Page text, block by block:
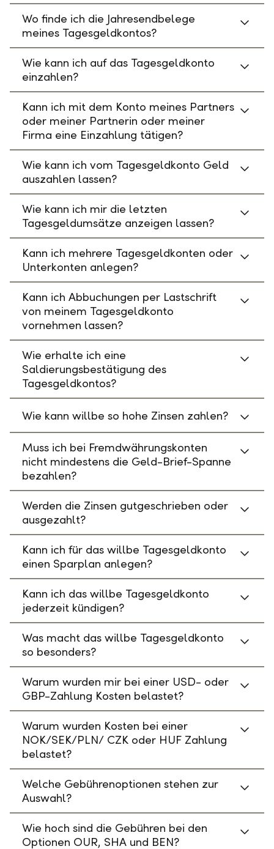
Wo finde ich die Jahresendbelege
meines Tagesgeldkontos?
Wie kann ich auf das Tagesgeldkonto
einzahlen?
Kann ich mit dem Konto meines Partners
oder meiner Partnerin oder meiner
Firma eine Einzahlung tätigen?
Wie kann ich vom Tagesgeldkonto Geld
auszahlen lassen?
Wie kann ich mir die letzten
Tagesgeldumsätze anzeigen lassen?
Kann ich mehrere Tagesgeldkonten oder
Unterkonten anlegen?
Kann ich Abbuchungen per Lastschrift
von meinem Tagesgeldkonto
vornehmen lassen?
Wie erhalte ich eine
Saldierungsbestätigung des
Tagesgeldkontos?
Wie kann willbe so hohe Zinsen zahlen?
Muss ich bei Fremdwährungskonten
nicht mindestens die Geld-Brief-Spanne
bezahlen?
Werden die Zinsen gutgeschrieben oder
ausgezahlt?
Kann ich für das willbe Tagesgeldkonto
einen Sparplan anlegen?
Kann ich das willbe Tagesgeldkonto
jederzeit kündigen?
Was macht das willbe Tagesgeldkonto
so besonders?
Warum wurden mir bei einer USD- oder
GBP-Zahlung Kosten belastet?
Warum wurden Kosten bei einer
NOK/SEK/PLN/ CZK oder HUF Zahlung
belastet?
Welche Gebührenoptionen stehen zur
Auswahl?
Wie hoch sind die Gebühren bei den
Optionen OUR, SHA und BEN?